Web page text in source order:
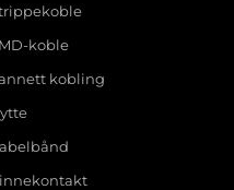
koble
kobling